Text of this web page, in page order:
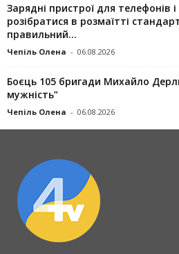
Зарядні пристрої для телефонів
розібратися в розмаїтті
правильний...
Чепіль Олена - 06.08.2026
Боєць 105 бригади Михайло
мужність”
Чепіль Олена - 06.08.2026